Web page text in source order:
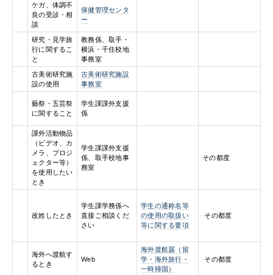
ケガ、体調不
良の受診・相
談
保健管理センタ
ー
研究・見学旅
行に関するこ
と
教務係、取手・
横浜・千住校地
事務室
古美術研究施
設の使用
古美術研究施設
事務室
藝祭・五芸祭
に関すること
学生課課外支援
係
課外活動物品
（ビデオ、カ
メラ、プロジ
ェクター等）
を使用したい
とき
学生課課外支援
係、取手校地事
務室
その都度
改姓したとき
学生課学務係へ
直接ご相談くだ
さい
学生の通称名等
の使用の取扱い
等に関する要項
その都度
海外へ渡航す
るとき
Web
海外渡航届（留
学・海外旅行・
一時帰国）
その都度